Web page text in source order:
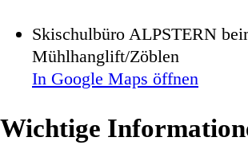
Skischulbüro ALPSTERN
Mühlhanglift/Zöblen
In Google Maps öffnen
Wichtige